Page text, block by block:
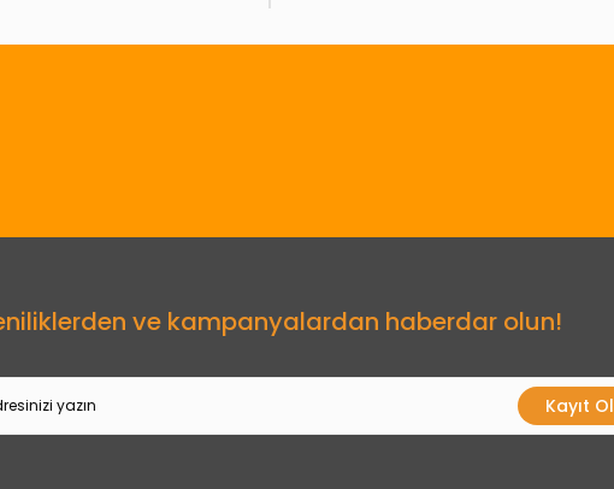
Gönder
ve kampanyalardan haberdar olun!
Kayıt Ol